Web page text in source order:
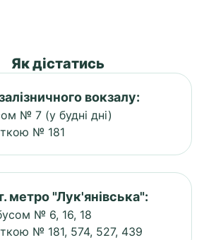
Як дістатись
вокзалу:
№ 7 (у будні дні)
№ 181
метро "Лук'янівська":
№ 6, 16, 18
№ 181, 574, 527, 439